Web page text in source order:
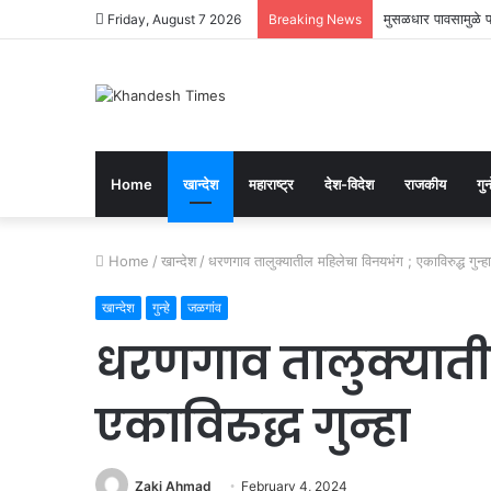
Friday, August 7 2026 Breaking News मुसळधार पावसामुळे
Home खान्देश महाराष्ट्र देश-विदेश राजकीय
Home / खान्देश / धरणगाव तालुक्यातील महिलेचा विनयभंग ; एकाविरुद्ध गुन्हा
खान्देश गुन्हे जळगांव
धरणगाव
एकाविरुद्ध गुन्हा
Zaki Ahmad February 4, 2024